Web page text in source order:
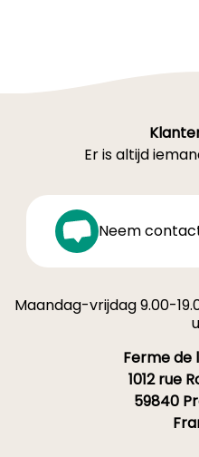
Er is altijd
Neem
Maandag-vrijdag 9.00-
Ferme de
1012 rue
59840